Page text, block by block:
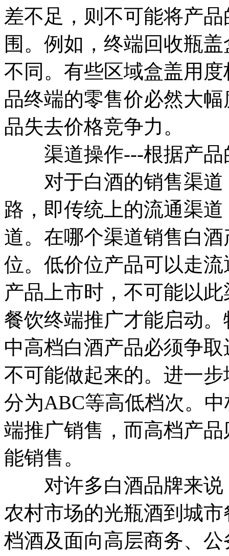
差不足，则不可能将产
围。例如，终端回收瓶
不同。有些区域盒盖用
品终端的零售价必然大
品失去价格竞争力。
渠道操作---根据产品
对于白酒的销售渠道
路，即传统上的流通渠
道。在哪个渠道销售白
位。低价位产品可以走
产品上市时，不可能以
餐饮终端推广才能启动
中高档白酒产品必须争
不可能做起来的。进一
分为ABC等高低档次。
端推广销售，而高档产
能销售。
对许多白酒品牌来说
农村市场的光瓶酒到城
档酒及面向高层商务、